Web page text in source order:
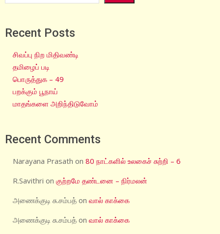
Recent Posts
சிவப்பு நிற மிதிவண்டி
தமிழைப் படி
பொருத்துக – 49
பறக்கும் பூநாய்
மாதங்களை அறிந்திடுவோம்
Recent Comments
Narayana Prasath on80 நாட்களில் உலகைச் சுற்றி – 6
R.Savithri onகுற்றமே தண்டனை – நிர்மலன்
அணைக்குடி சு.சம்பத் onவால் காக்கை
அணைக்குடி சு.சம்பத் onவால் காக்கை